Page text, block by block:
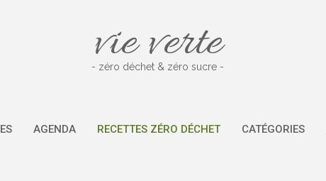
vie verte
- zéro déchet & zéro sucre -
AGENDA RECETTES ZÉRO DÉCHET CATÉGORIES